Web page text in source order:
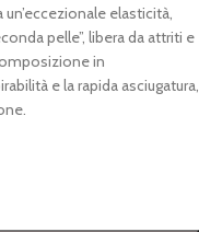
elasticità,
pelle”, libera da attriti e
in
e la rapida asciugatura,